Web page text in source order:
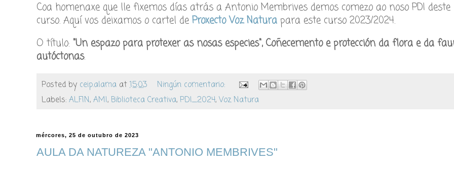
Coa homenaxe que lle fixemos días atrás a Antonio Membrives demos comezo ao noso PDI deste
curso. Aquí vos deixamos o cartel de Proxecto Voz Natura para este curso 2023/2024.
O título: "Un espazo para protexer as nosas especies", Coñecemento e protección da flora e da
autóctonas.
Posted by ceip.alama at 15:03
Ningún comentario:
Labels: ALFIN, AMI, Biblioteca Creativa, PDI_2024,Voz Natura
mércores, 25 de outubro de 2023
AULA DA NATUREZA "ANTONIO MEMBRIVES"